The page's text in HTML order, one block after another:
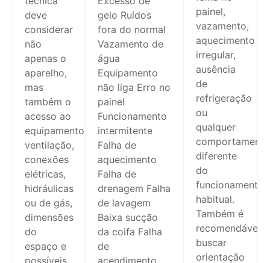
deve
considerar
não
apenas o
aparelho,
mas
também o
acesso ao
equipamento,
ventilação,
conexões
elétricas,
hidráulicas
ou de gás,
dimensões
do
espaço e
gelo Ruídos
fora do normal
Vazamento de
água
Equipamento
não liga Erro no
painel
Funcionamento
intermitente
Falha de
aquecimento
Falha de
drenagem Falha
de lavagem
Baixa sucção
da coifa Falha
de
painel,
vazamento,
aquecimento
irregular,
ausência
de
refrigeração
ou
qualquer
comportamento
diferente
do
funcionamento
habitual.
Também é
recomendável
buscar
orientação